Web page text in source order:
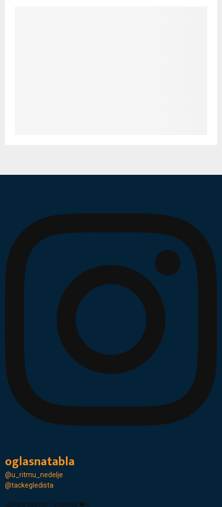
oglasnatabla
@u_ritmu_nedelje
@tackegledista
Црква светог Георгија ❤️☦️